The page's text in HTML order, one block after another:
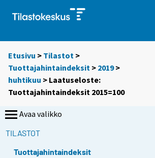
Etusivu > Tilastot >
Tuottajahintaindeksit > 2019>
huhtikuu > Laatuseloste:
Tuottajahintaindeksit 2015=100
Avaa valikko
TILASTOT
Tuottajahintaindeksit